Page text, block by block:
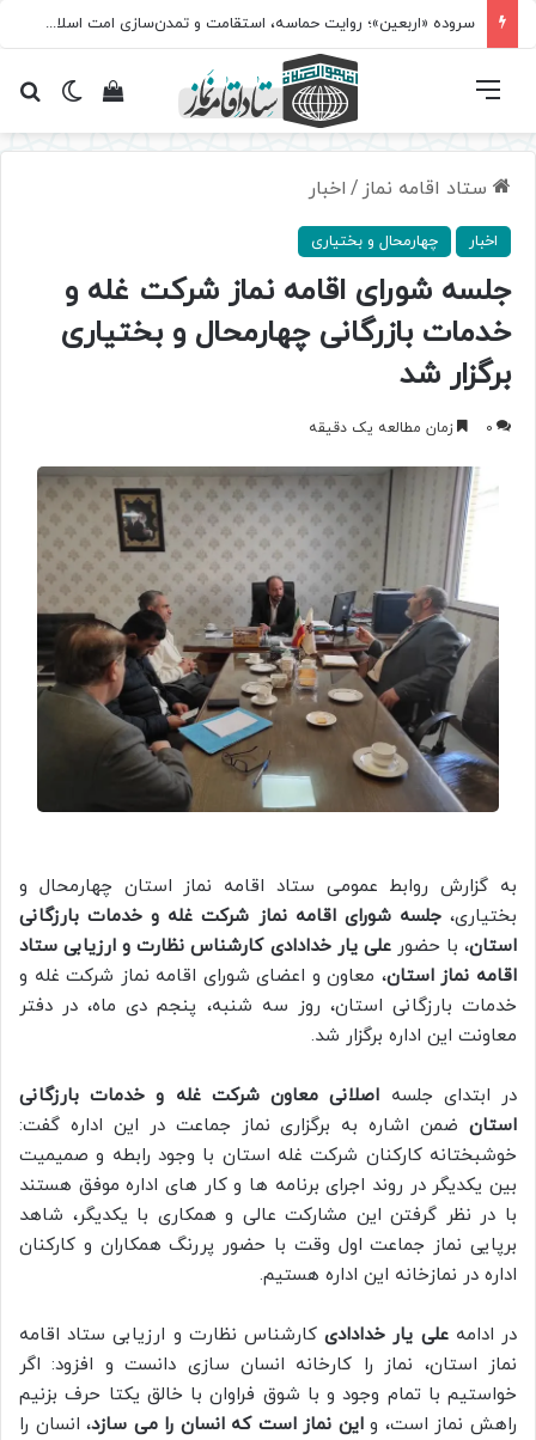
سروده‌ «اربعین»؛ روایت حماسه، استقامت و تمدن‌سازی امت اسلامی
تغییرمشاهده فهرست
ستاد اقامه نماز / اخبار
اخبار چهارمحال و بختیاری
جلسه شورای اقامه نماز شرکت غله و
خدمات بازرگانی چهارمحال و بختیاری
برگزار شد
0 زمان مطالعه یک دقیقه
به گزارش روابط عمومی ستاد اقامه نماز استان چهارمحال و
بختیاری، جلسه شورای اقامه نماز شرکت غله و خدمات بارزگانی
استان، با حضورعلی یار خدادادی کارشناس نظارت و ارزیابی ستاد
اقامه نماز استان، معاون و اعضای شورای اقامه نماز شرکت غله و
خدمات بارزگانی استان، روز سه شنبه، پنجم دی ماه، در دفتر
معاونت این اداره برگزار شد.
در ابتدای جلسه اصلانی معاون شرکت غله و خدمات بارزگانی
استان ضمن اشاره به برگزاری نماز جماعت در این اداره گفت:
خوشبختانه کارکنان شرکت غله استان با وجود رابطه و صمیمیت
بین یکدیگر در روند اجرای برنامه ها و کار های اداره موفق هستند
با در نظر گرفتن این مشارکت عالی و همکاری با یکدیگر، شاهد
برپایی نماز جماعت اول وقت با حضور پررنگ همکاران و کارکنان
اداره در نمازخانه این اداره هستیم.
در ادامه علی یار خدادادی کارشناس نظارت و ارزیابی ستاد اقامه
نماز استان، نماز را کارخانه انسان سازی دانست و افزود: اگر
خواستیم با تمام وجود و با شوق فراوان با خالق یکتا حرف بزنیم
راهش نماز است، واین نماز است که انسان را می سازد، انسان را